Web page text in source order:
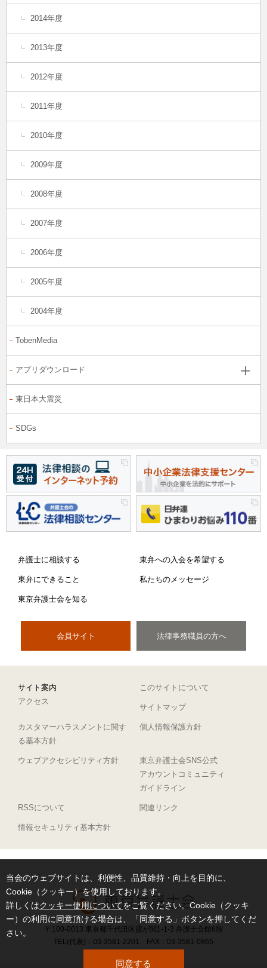
2014年度
2013年度
2012年度
2011年度
2010年度
2009年度
2008年度
2007年度
2006年度
2005年度
2004年度
TobenMedia
アプリダウンロード
東日本大震災
SDGs
当会のウェブサイトは、利便性、品質維持・向上を目的に、
Cookie（クッキー）を使用しております。
詳しくはクッキー使用についてをご覧ください。Cookie（クッキ
ー）の利用に同意頂ける場合は、「同意する」ボタンを押してくだ
さい。
同意する
弁護士に相談する 東弁への入会を希望する
東弁にできること 私たちのメッセージ
東京弁護士会を知る
会員サイト 法律事務職員の方へ
サイト案内
このサイトについて
アクセス
サイトマップ
カスタマーハラスメントに関す
る基本方針
個人情報保護方針
ウェブアクセシビリティ方針
東京弁護士会SNS公式
アカウントコミュニティ
ガイドライン
RSSについて 関連リンク
情報セキュリティ基本方針
〒100-0013 東京都千代田区霞が関1-1-3 弁護士会館6階
TEL(代表)：03-3581-2201 FAX：03-3581-0865